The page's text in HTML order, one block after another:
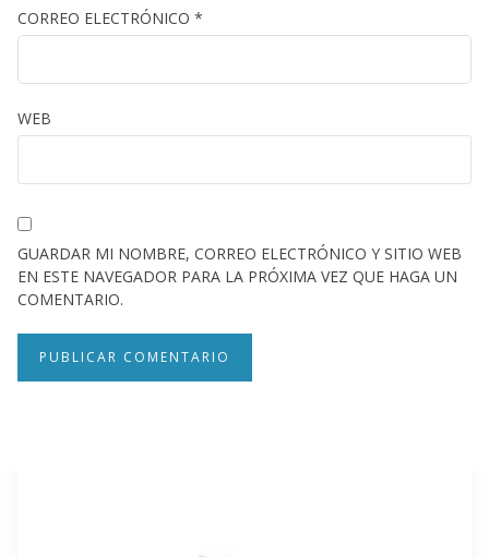
CORREO ELECTRÓNICO *
WEB
GUARDAR MI NOMBRE, CORREO ELECTRÓNICO Y SITIO WEB
EN ESTE NAVEGADOR PARA LA PRÓXIMA VEZ QUE HAGA UN
COMENTARIO.